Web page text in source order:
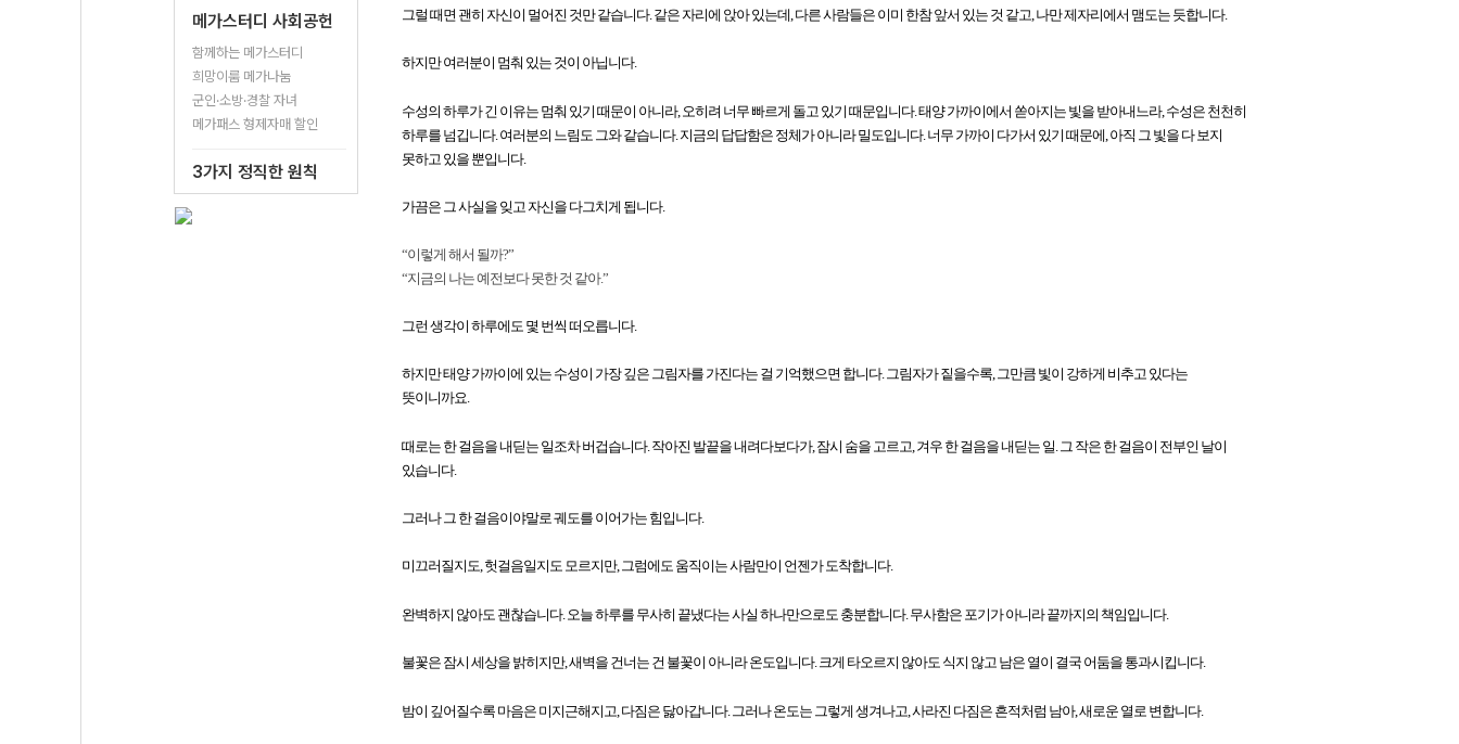
메가스터디 사회공헌
함께하는 메가스터디
희망이룸 메가나눔
군인·소방·경찰 자녀
메가패스 형제자매 할인
3가지 정직한 원칙
그럴 때면 괜히 자신이 멀어진 것만 같습니다. 같은 자리에 앉아 있는데, 다른 사람들은 이미 한참 앞서 있는 것 같고, 나만 제자리에서 맴도는 듯합니다.
하지만 여러분이 멈춰 있는 것이 아닙니다.
수성의 하루가 긴 이유는 멈춰 있기 때문이 아니라, 오히려 너무 빠르게 돌고 있기 때문입니다. 태양 가까이에서 쏟아지는 빛을 받아내느라, 수성은 천천히
하루를 넘깁니다. 여러분의 느림도 그와 같습니다. 지금의 답답함은 정체가 아니라 밀도입니다. 너무 가까이 다가서 있기 때문에, 아직 그 빛을 다 보지
못하고 있을 뿐입니다.
가끔은 그 사실을 잊고 자신을 다그치게 됩니다.
“이렇게 해서 될까?”
“지금의 나는 예전보다 못한 것 같아.”
그런 생각이 하루에도 몇 번씩 떠오릅니다.
하지만 태양 가까이에 있는 수성이 가장 깊은 그림자를 가진다는 걸 기억했으면 합니다. 그림자가 짙을수록, 그만큼 빛이 강하게 비추고 있다는
뜻이니까요.
때로는 한 걸음을 내딛는 일조차 버겁습니다. 작아진 발끝을 내려다보다가, 잠시 숨을 고르고, 겨우 한 걸음을 내딛는 일. 그 작은 한 걸음이 전부인 날이
있습니다.
그러나 그 한 걸음이야말로 궤도를 이어가는 힘입니다.
미끄러질지도, 헛걸음일지도 모르지만, 그럼에도 움직이는 사람만이 언젠가 도착합니다.
완벽하지 않아도 괜찮습니다. 오늘 하루를 무사히 끝냈다는 사실 하나만으로도 충분합니다. 무사함은 포기가 아니라 끝까지의 책임입니다.
불꽃은 잠시 세상을 밝히지만, 새벽을 건너는 건 불꽃이 아니라 온도입니다. 크게 타오르지 않아도 식지 않고 남은 열이 결국 어둠을 통과시킵니다.
밤이 깊어질수록 마음은 미지근해지고, 다짐은 닳아갑니다. 그러나 온도는 그렇게 생겨나고, 사라진 다짐은 흔적처럼 남아, 새로운 열로 변합니다.